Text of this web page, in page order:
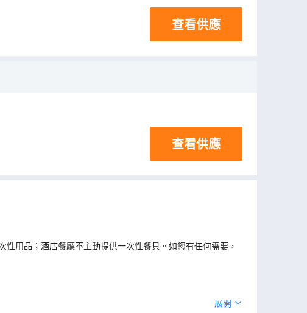
查看供應
查看供應
用品；酒店餐廳不主動提供一次性餐具。如您有任何需要，
展開